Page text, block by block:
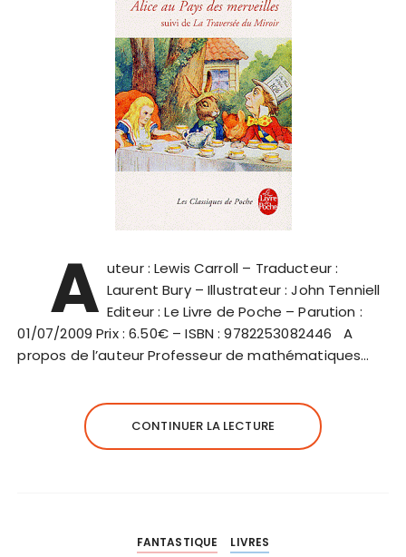
A uteur : Lewis Carroll – Traducteur :
Laurent Bury – Illustrateur : John Tenniell
Editeur : Le Livre de Poche – Parution :
01/07/2009 Prix : 6.50€ – ISBN : 9782253082446 A
propos de l’auteur Professeur de mathématiques…
CONTINUER LA LECTURE
FANTASTIQUE LIVRES